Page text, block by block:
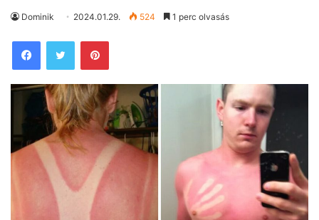
Dominik 2024.01.29. 524 1 perc olvasás
Pinterest